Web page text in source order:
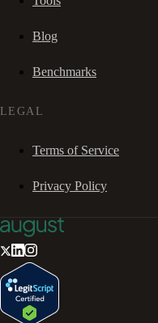
Blog
Benchmarks
LEGAL
Terms of Service
Privacy Policy